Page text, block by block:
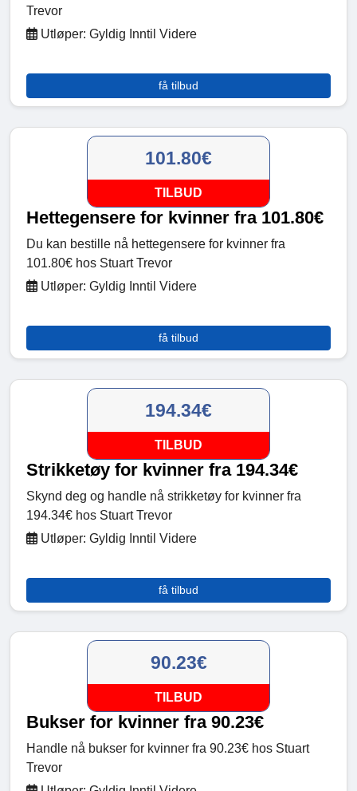
Trevor
Utløper: Gyldig Inntil Videre
få tilbud
101.80€
TILBUD
Hettegensere for kvinner fra 101.80€
Du kan bestille nå hettegensere for kvinner fra
101.80€ hos Stuart Trevor
Utløper: Gyldig Inntil Videre
få tilbud
194.34€
TILBUD
Strikketøy for kvinner fra 194.34€
Skynd deg og handle nå strikketøy for kvinner fra
194.34€ hos Stuart Trevor
Utløper: Gyldig Inntil Videre
få tilbud
90.23€
TILBUD
Bukser for kvinner fra 90.23€
Handle nå bukser for kvinner fra 90.23€ hos Stuart
Trevor